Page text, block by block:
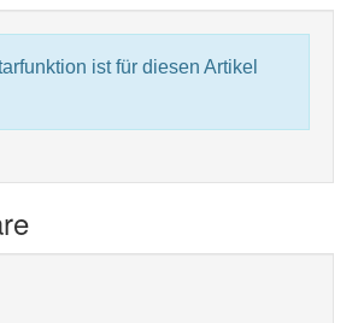
ist für diesen Artikel